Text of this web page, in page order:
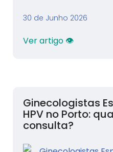
30 de Junho 2026
Ver artigo 👁
Ginecologistas
HPV no Porto:
consulta?